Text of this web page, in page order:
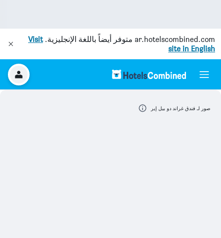
ar.hotelscombined.com متوفر أيضاً باللغة الإنجليزية.Visit
site in English
صور لـ فندق غراند دو بيل إير